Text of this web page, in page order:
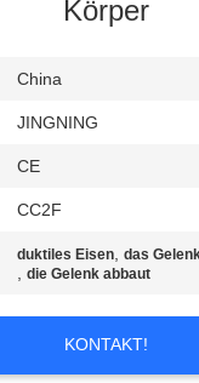
Körper
China
JINGNING
CE
CC2F
duktiles Eisen,das
,die Gelenk abbaut
KONTAKT!